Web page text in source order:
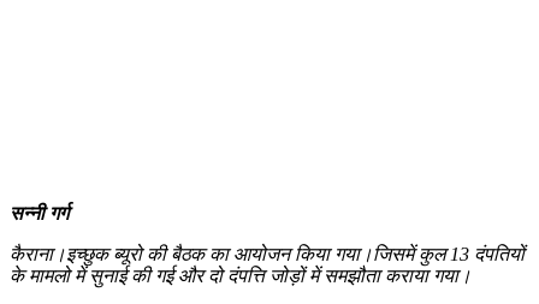
सन्नी गर्ग
कैराना।इच्छुक ब्यूरो की बैठक का आयोजन किया गया।जिसमें कुल 13 दंपतियों
के मामलो में सुनाई की गई और दो दंपत्ति जोड़ों में समझौता कराया गया।